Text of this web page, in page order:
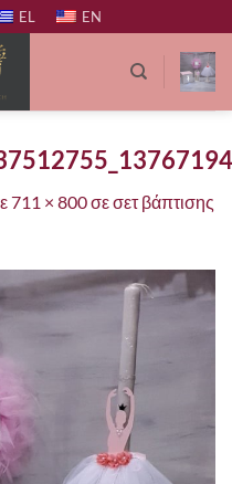
EL EN
711 × 800σεσετ βάπτισης